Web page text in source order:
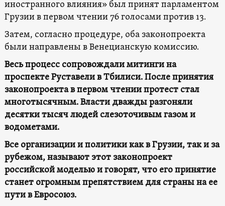
иностранного влияния» был принят парламентом
Грузии в первом чтении 76 голосами против 13.
Затем, согласно процедуре, оба законопроекта
были направлены в Венецианскую комиссию.
Весь процесс сопровождали митинги на
проспекте Руставели в Тбилиси. После принятия
законопроекта в первом чтении протест стал
многотысячным. Власти дважды разгоняли
десятки тысяч людей слезоточивым газом и
водометами.
Все организации и политики как в Грузии, так и за
рубежом, называют этот законопроект
российской моделью и говорят, что его принятие
станет огромным препятствием для страны на ее
пути в Евросоюз.